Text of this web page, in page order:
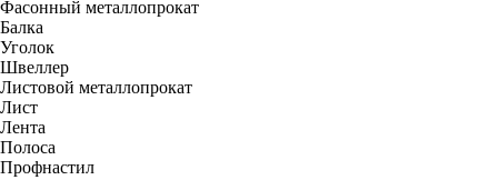
Фасонный металлопрокат
Балка
Уголок
Швеллер
Листовой металлопрокат
Лист
Лента
Полоса
Профнастил